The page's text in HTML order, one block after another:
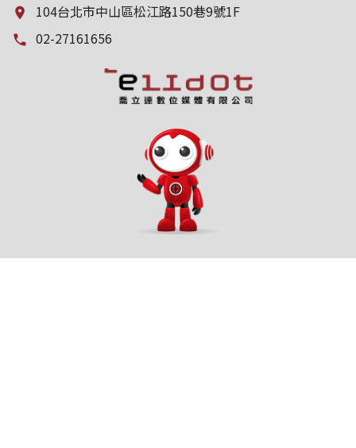
place 104台北市中山區松江路150巷9號1F
local_phone 02-27161656